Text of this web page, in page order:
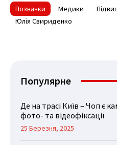
Позначки Медики
Юлія Свириденко
Популярне
Де на трасі Київ – Чоп є
фото- та відеофіксації
25 Березня, 2025